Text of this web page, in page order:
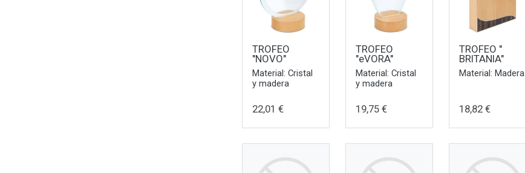
TROFEO
"NOVO"
Material: Cristal
y madera
22,01 €
TROFEO
"eVORA"
Material: Cristal
y madera
19,75 €
TROFEO "
BRITANIA"
Material: Madera
18,82 €